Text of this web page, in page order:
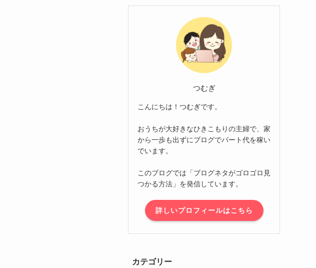
つむぎ
こんにちは！つむぎです。
おうちが大好きなひきこもりの主婦で、家
から一歩も出ずにブログでパート代を稼い
でいます。
このブログでは「ブログネタがゴロゴロ見
つかる方法」を発信しています。
詳しいプロフィールはこちら
カテゴリー